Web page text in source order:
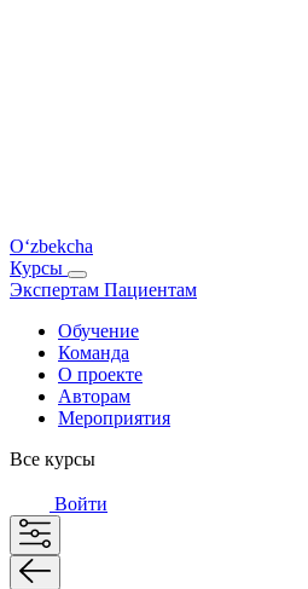
O‘zbekcha
Курсы
Экспертам Пациентам
Обучение
Команда
О проекте
Авторам
Мероприятия
Все курсы
Войти